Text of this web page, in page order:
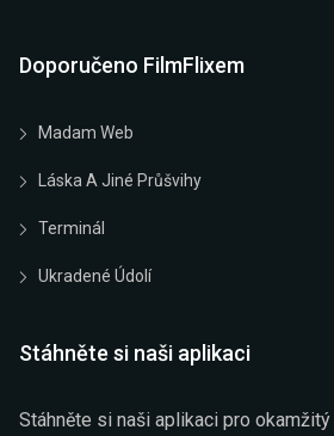
Doporučeno FilmFlixem
Madam Web
Láska A Jiné Průšvihy
Terminál
Ukradené Údolí
Stáhněte si naši aplikaci
Stáhněte si naši aplikaci pro